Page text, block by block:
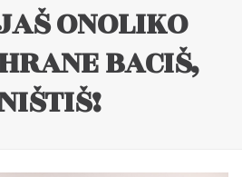
ONOLIKO
BACIŠ,